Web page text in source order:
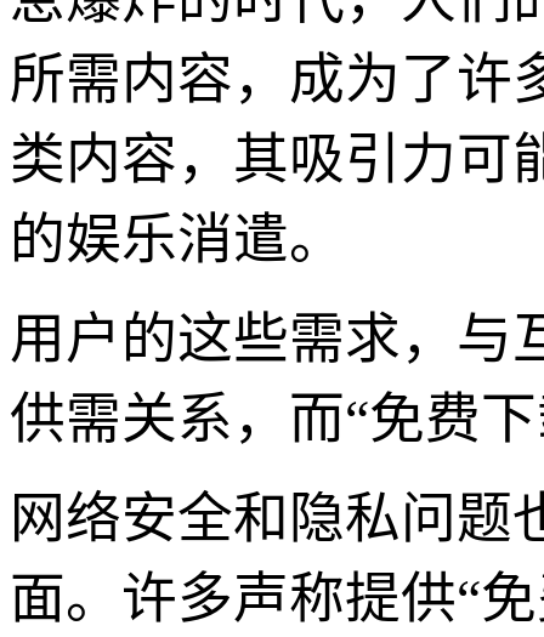
所需内容，成为了许
类内容，其吸引力可
的娱乐消遣。
用户的这些需求，与
供需关系，而“免费
网络安全和隐私问题
面。许多声称提供“